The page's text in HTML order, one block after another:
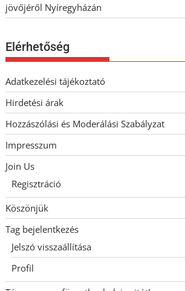
jövőjéről Nyíregyházán
Elérhetőség
Adatkezelési tájékoztató
Hirdetési árak
Hozzászólási és Moderálási Szabályzat
Impresszum
Join Us
Regisztráció
Köszönjük
Tag bejelentkezés
Jelszó visszaállítása
Profil